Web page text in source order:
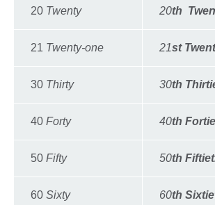
20 Twenty 20th
21 Twenty-one 21st
30 Thirty 30th
40 Forty 40th
50 Fifty 50th
60 Sixty 60th